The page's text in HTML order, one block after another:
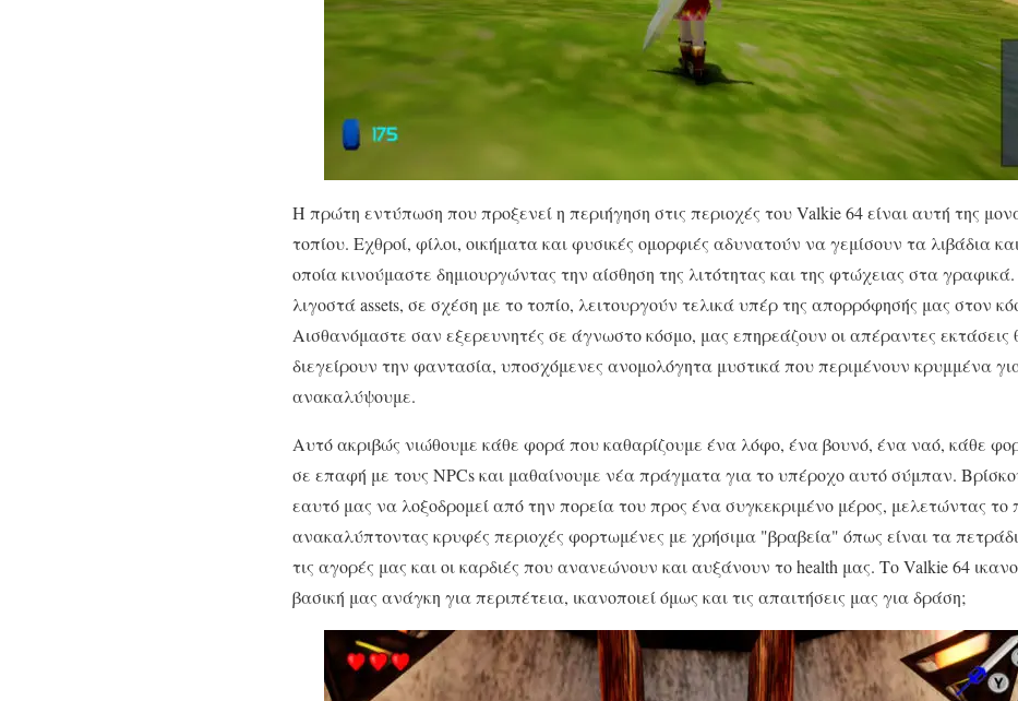
Η πρώτη εντύπωση που προξενεί η περιήγηση στις περιοχές του Valkie 64 είναι αυτή της
τοπίου. Εχθροί, φίλοι, οικήματα και φυσικές ομορφιές αδυνατούν να γεμίσουν τα λιβάδια
οποία κινούμαστε δημιουργώντας την αίσθηση της λιτότητας και της φτώχειας στα
λιγοστά assets, σε σχέση με το τοπίο, λειτουργούν τελικά υπέρ της απορρόφησής μας στον
Αισθανόμαστε σαν εξερευνητές σε άγνωστο κόσμο, μας επηρεάζουν οι απέραντες εκτάσεις
διεγείρουν την φαντασία, υποσχόμενες ανομολόγητα μυστικά που περιμένουν κρυμμένα
ανακαλύψουμε.
Αυτό ακριβώς νιώθουμε κάθε φορά που καθαρίζουμε ένα λόφο, ένα βουνό, ένα ναό, κάθε
σε επαφή με τους NPCs και μαθαίνουμε νέα πράγματα για το υπέροχο αυτό σύμπαν.
εαυτό μας να λοξοδρομεί από την πορεία του προς ένα συγκεκριμένο μέρος, μελετώντας το
ανακαλύπτοντας κρυφές περιοχές φορτωμένες με χρήσιμα "βραβεία" όπως είναι τα
τις αγορές μας και οι καρδιές που ανανεώνουν και αυξάνουν το health μας. Το Valkie 64
βασική μας ανάγκη για περιπέτεια, ικανοποιεί όμως και τις απαιτήσεις μας για δράση;